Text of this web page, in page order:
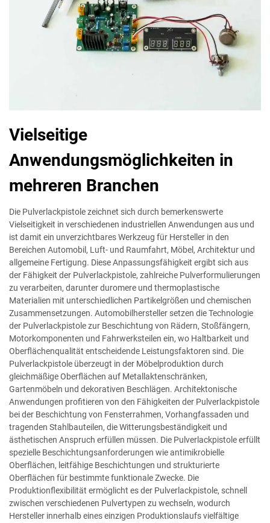
Vielseitige
Anwendungsmöglichkeiten in
mehreren Branchen
Die Pulverlackpistole zeichnet sich durch bemerkenswerte
Vielseitigkeit in verschiedenen industriellen Anwendungen aus und
ist damit ein unverzichtbares Werkzeug für Hersteller in den
Bereichen Automobil, Luft- und Raumfahrt, Möbel, Architektur und
allgemeine Fertigung. Diese Anpassungsfähigkeit ergibt sich aus
der Fähigkeit der Pulverlackpistole, zahlreiche Pulverformulierungen
zu verarbeiten, darunter duromere und thermoplastische
Materialien mit unterschiedlichen Partikelgrößen und chemischen
Zusammensetzungen. Automobilhersteller setzen die Technologie
der Pulverlackpistole zur Beschichtung von Rädern, Stoßfängern,
Motorkomponenten und Fahrwerksteilen ein, wo Haltbarkeit und
Oberflächenqualität entscheidende Leistungsfaktoren sind. Die
Pulverlackpistole überzeugt in der Möbelproduktion durch
gleichmäßige Oberflächen auf Metallaktenschränken,
Gartenmöbeln und dekorativen Beschlägen. Architektonische
Anwendungen profitieren von den Fähigkeiten der Pulverlackpistole
bei der Beschichtung von Fensterrahmen, Vorhangfassaden und
tragenden Stahlbauteilen, die Witterungsbeständigkeit und
ästhetischen Anspruch erfüllen müssen. Die Pulverlackpistole erfüllt
spezielle Beschichtungsanforderungen wie antimikrobielle
Oberflächen, leitfähige Beschichtungen und strukturierte
Oberflächen für bestimmte funktionale Zwecke. Die
Produktionflexibilität ermöglicht es der Pulverlackpistole, schnell
zwischen verschiedenen Pulvertypen zu wechseln, wodurch
Hersteller innerhalb eines einzigen Produktionslaufs vielfältige